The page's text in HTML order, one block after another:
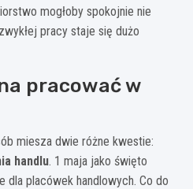
mogłoby spokojnie nie
pracy staje się dużo
pracować w
miesza dwie różne kwestie:
handlu. 1 maja jako święto
placówek handlowych. Co do